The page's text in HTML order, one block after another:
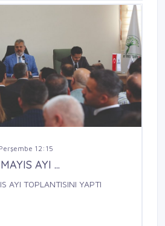
12:15
AYI ...
AYI TOPLANTISINI YAPTI